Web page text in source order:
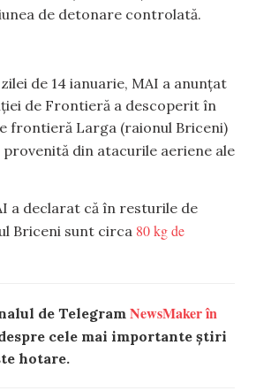
de detonare controlată.
de 14 ianuarie, MAI a anunțat
de Frontieră a descoperit în
frontieră Larga (raionul Briceni)
provenită din atacurile aeriene ale
a declarat că în resturile de
Briceni sunt circa 80 kg de
de Telegram NewsMaker în
cele mai importante știri
hotare.